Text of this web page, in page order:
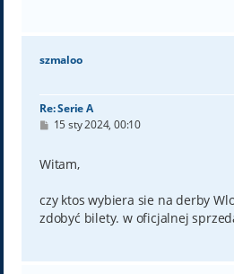
szmaloo
Re: Serie A
P
t
15 sty 2024, 00:10
Witam,
czy ktos wybiera sie na derby
zdobyć bilety. w oficjalnej